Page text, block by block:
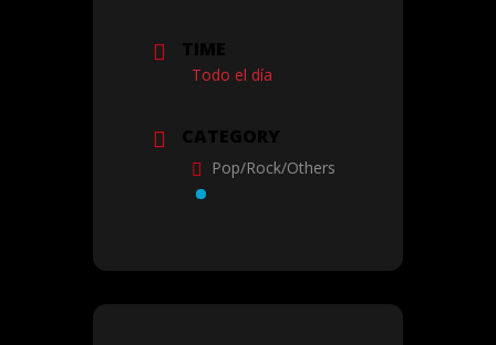
TIME
Todo el día
CATEGORY
Pop/Rock/Others